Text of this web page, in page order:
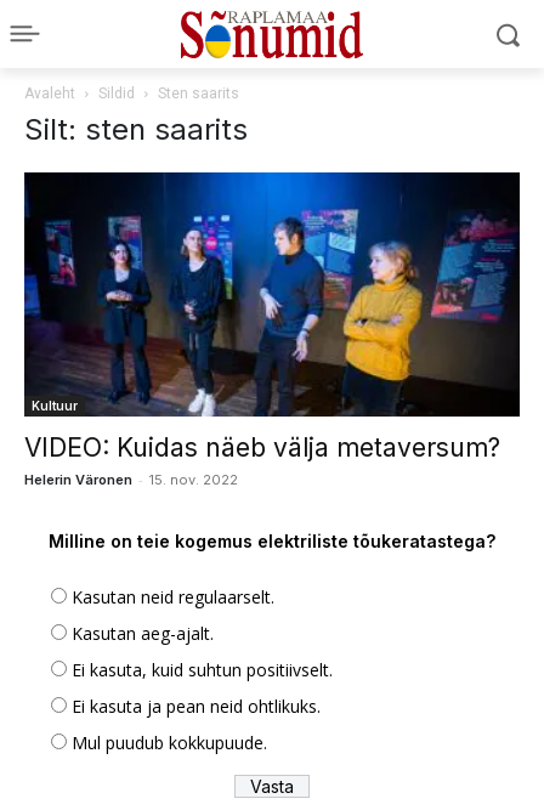
Avaleht Sildid Sten saarits
Silt: sten saarits
Kultuur
VIDEO: Kuidas näeb välja metaversum?
Helerin Väronen - 15. nov. 2022
Milline on teie kogemus elektriliste tõukeratastega?
Kasutan neid regulaarselt.
Kasutan aeg-ajalt.
Ei kasuta, kuid suhtun positiivselt.
Ei kasuta ja pean neid ohtlikuks.
Mul puudub kokkupuude.